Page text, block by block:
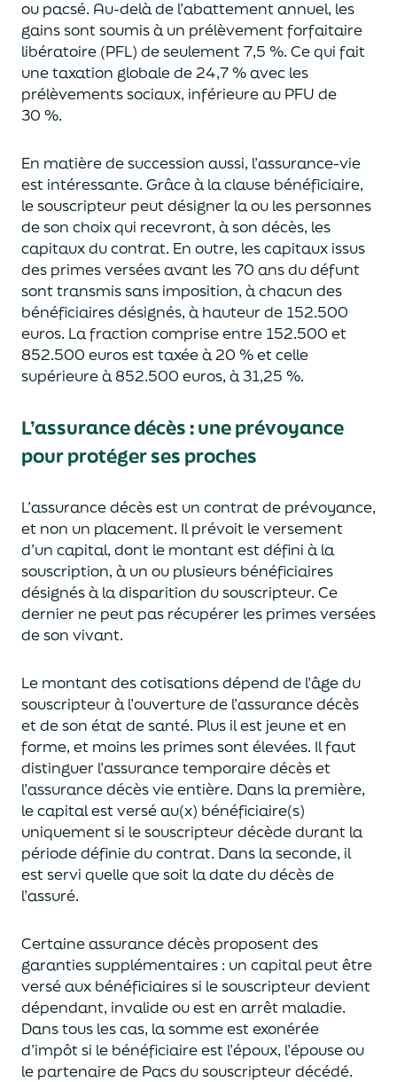
ou pacsé. Au-delàde l’abattement annuel, les
gains sont soumis à un prélèvement forfaitaire
libératoire (PFL) de seulement 7,5 %. Ce qui fait
une taxation globale de24,7 % avec les
prélèvements sociaux, inférieure au PFU de
30 %.
En matière de succession aussi, l’assurance-vie
est intéressante. Grâce à la clause bénéficiaire,
le souscripteur peut désigner la ou les personnes
de son choix qui recevront, à son décès, les
capitaux du contrat. En outre, les capitaux issus
des primes versées avant les 70 ans du défunt
sont transmis sans imposition, à chacun des
bénéficiaires désignés, à hauteur de 152.500
euros. La fraction comprise entre 152.500 et
852.500 eurosest taxée à 20 % et celle
supérieure à 852.500 euros, à 31,25 %.
L’assurance décès :une prévoyance
pour protéger ses proches
L’assurance décès est un contrat de prévoyance,
et non un placement. Il prévoit le versement
d’un capital, dont le montant est défini à la
souscription, à un ou plusieurs bénéficiaires
désignés à la disparition du souscripteur. Ce
dernier ne peut pas récupérer les primes versées
de son vivant.
Le montant des cotisations dépend de l’âgedu
souscripteur à l’ouverture de l’assurance décès
et de son état de santé. Plus il est jeuneet en
forme, et moins les primes sont élevées. Il faut
distinguer l’assurance temporaire décès et
l’assurancedécèsvie entière. Dans la première,
le capital estversé au(x) bénéficiaire(s)
uniquementsi le souscripteur décède durant la
période définie du contrat. Dans la seconde, il
est servi quelle que soit la date du décès de
l’assuré.
Certaine assurance décès proposentdes
garanties supplémentaires : un capitalpeut être
versé aux bénéficiaires si le souscripteur devient
dépendant, invalide ouest en arrêt maladie.
Dans tous les cas, la somme est exonérée
d’impôt si le bénéficiaire est l’époux, l’épouse ou
le partenaire de Pacsdu souscripteur décédé.